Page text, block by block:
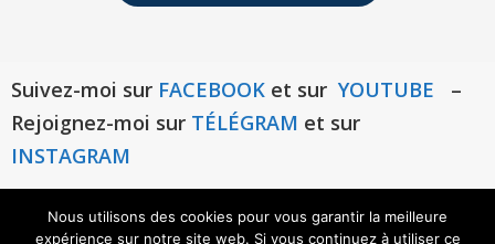
Suivez-moi sur FACEBOOK et sur YOUTUBE
–
Rejoignez-moi sur TÉLÉGRAM et sur
INSTAGRAM
Mentions légales
politique de sécurité
Nous utilisons des cookies pour vous garantir la meilleure
expérience sur notre site web. Si vous continuez à utiliser ce